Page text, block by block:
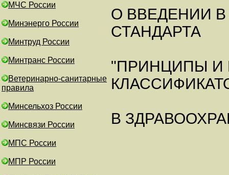
МЧС России
Минэнерго России
Минтруд России
Минтранс России
Ветеринарно-санитарные
правила
Минсельхоз России
Минсвязи России
МПС России
МПР России
О ВВЕДЕНИИ
СТАНДАРТА
"ПРИНЦИПЫ И
В